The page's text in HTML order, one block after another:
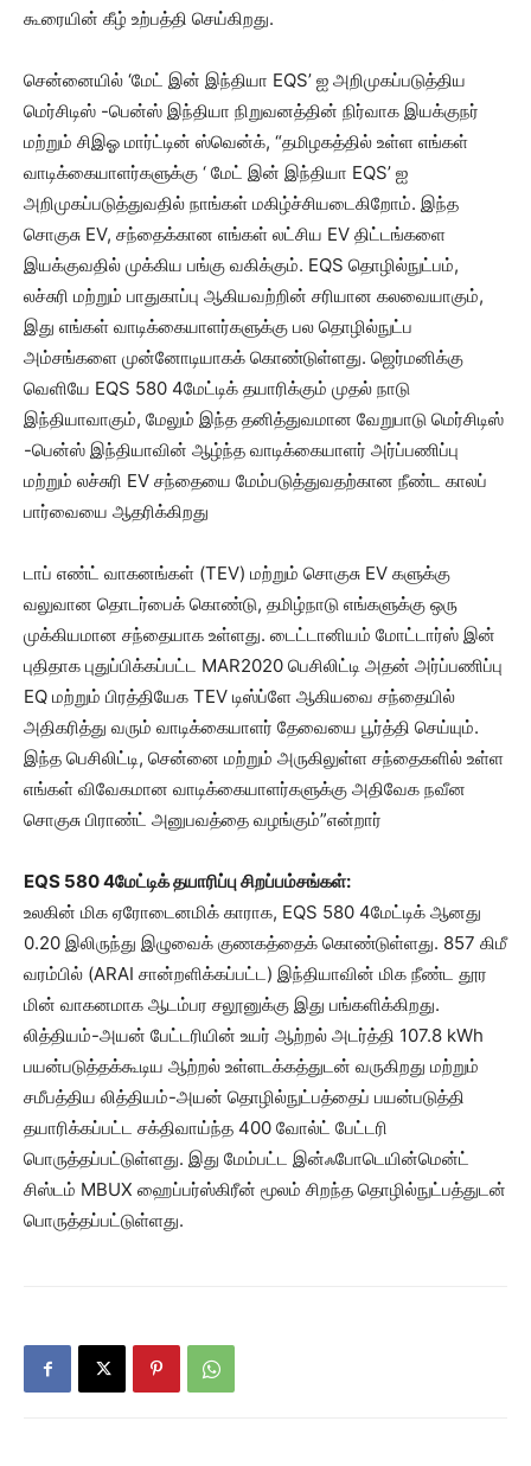
கூரையின் கீழ் உற்பத்தி செய்கிறது.
சென்னையில் ‘மேட் இன் இந்தியா EQS’ ஐ அறிமுகப்படுத்திய
மெர்சிடிஸ் -பென்ஸ் இந்தியா நிறுவனத்தின் நிர்வாக இயக்குநர்
மற்றும் சிஇஓ மார்ட்டின் ஸ்வென்க், “தமிழகத்தில் உள்ள எங்கள்
வாடிக்கையாளர்களுக்கு ‘ மேட் இன் இந்தியா EQS’ ஐ
அறிமுகப்படுத்துவதில் நாங்கள் மகிழ்ச்சியடைகிறோம். இந்த
சொகுசு EV, சந்தைக்கான எங்கள் லட்சிய EV திட்டங்களை
இயக்குவதில் முக்கிய பங்கு வகிக்கும். EQS தொழில்நுட்பம்,
லச்சுரி மற்றும் பாதுகாப்பு ஆகியவற்றின் சரியான கலவையாகும்,
இது எங்கள் வாடிக்கையாளர்களுக்கு பல தொழில்நுட்ப
அம்சங்களை முன்னோடியாகக் கொண்டுள்ளது. ஜெர்மனிக்கு
வெளியே EQS 580 4மேட்டிக் தயாரிக்கும் முதல் நாடு
இந்தியாவாகும், மேலும் இந்த தனித்துவமான வேறுபாடு மெர்சிடிஸ்
-பென்ஸ் இந்தியாவின் ஆழ்ந்த வாடிக்கையாளர் அர்ப்பணிப்பு
மற்றும் லச்சுரி EV சந்தையை மேம்படுத்துவதற்கான நீண்ட காலப்
பார்வையை ஆதரிக்கிறது
டாப் எண்ட் வாகனங்கள் (TEV) மற்றும் சொகுசு EV களுக்கு
வலுவான தொடர்பைக் கொண்டு, தமிழ்நாடு எங்களுக்கு ஒரு
முக்கியமான சந்தையாக உள்ளது. டைட்டானியம் மோட்டார்ஸ் இன்
புதிதாக புதுப்பிக்கப்பட்ட MAR2020 பெசிலிட்டி அதன் அர்ப்பணிப்பு
EQ மற்றும் பிரத்தியேக TEV டிஸ்ப்ளே ஆகியவை சந்தையில்
அதிகரித்து வரும் வாடிக்கையாளர் தேவையை பூர்த்தி செய்யும்.
இந்த பெசிலிட்டி, சென்னை மற்றும் அருகிலுள்ள சந்தைகளில் உள்ள
எங்கள் விவேகமான வாடிக்கையாளர்களுக்கு அதிவேக நவீன
சொகுசு பிராண்ட் அனுபவத்தை வழங்கும்”என்றார்
EQS 580 4மேட்டிக் தயாரிப்பு சிறப்பம்சங்கள்:
உலகின் மிக ஏரோடைனமிக் காராக, EQS 580 4மேட்டிக் ஆனது
0.20 இலிருந்து இழுவைக் குணகத்தைக் கொண்டுள்ளது. 857 கிமீ
வரம்பில் (ARAI சான்றளிக்கப்பட்ட) இந்தியாவின் மிக நீண்ட தூர
மின் வாகனமாக ஆடம்பர சலூனுக்கு இது பங்களிக்கிறது.
லித்தியம்-அயன் பேட்டரியின் உயர் ஆற்றல் அடர்த்தி 107.8 kWh
பயன்படுத்தக்கூடிய ஆற்றல் உள்ளடக்கத்துடன் வருகிறது மற்றும்
சமீபத்திய லித்தியம்-அயன் தொழில்நுட்பத்தைப் பயன்படுத்தி
தயாரிக்கப்பட்ட சக்திவாய்ந்த 400 வோல்ட் பேட்டரி
பொருத்தப்பட்டுள்ளது. இது மேம்பட்ட இன்ஃபோடெயின்மென்ட்
சிஸ்டம் MBUX ஹைப்பர்ஸ்கிரீன் மூலம் சிறந்த தொழில்நுட்பத்துடன்
பொருத்தப்பட்டுள்ளது.